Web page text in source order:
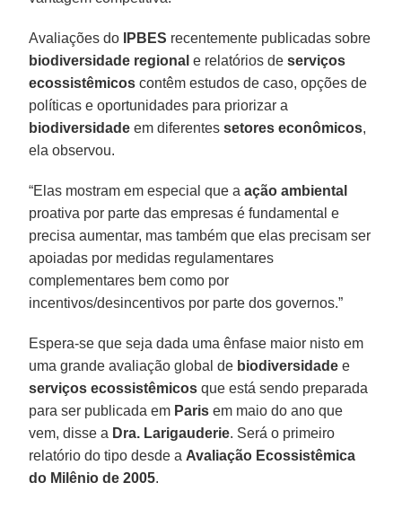
Avaliações do IPBES recentemente publicadas sobre
biodiversidade regional e relatórios deserviços
ecossistêmicos contêm estudos de caso, opções de
políticas e oportunidades para priorizar a
biodiversidade em diferentessetores econômicos,
ela observou.
“Elas mostram em especial que aação ambiental
proativa por parte das empresas é fundamental e
precisa aumentar, mas também que elas precisam ser
apoiadas por medidas regulamentares
complementares bem como por
incentivos/desincentivos por parte dos governos.”
Espera-se que seja dada uma ênfase maior nisto em
uma grande avaliação global de biodiversidade e
serviços ecossistêmicos que está sendo preparada
para ser publicada em Paris em maio do ano que
vem, disse a Dra. Larigauderie. Será o primeiro
relatório do tipo desde a Avaliação Ecossistêmica
do Milênio de 2005.